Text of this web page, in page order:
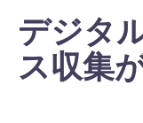
デジタ
ス収集